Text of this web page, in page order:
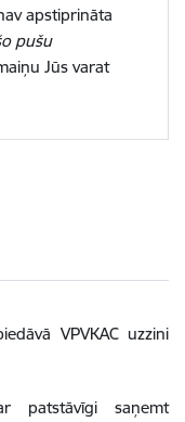
apstiprināta
pušu
Jūs varat
VPVKAC uzzini
patstāvīgi saņemt